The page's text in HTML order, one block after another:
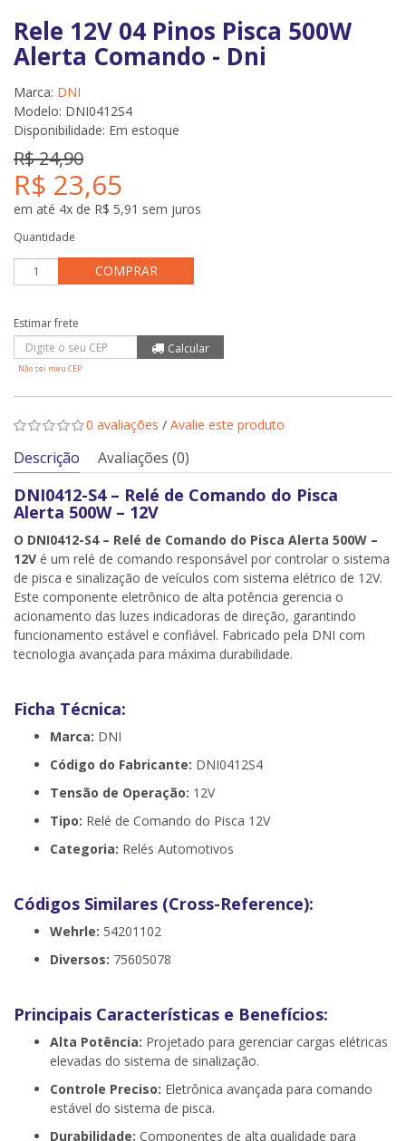
Rele 12V 04 Pinos Pisca 500W
Alerta Comando - Dni
Marca: DNI
Modelo: DNI0412S4
Disponibilidade: Em estoque
R$ 24,90
R$ 23,65
em até 4x de R$ 5,91 sem juros
Quantidade
COMPRAR
Não sei meu CEP
0 avaliações / Avalie este produto
Descrição Avaliações (0)
DNI0412-S4 – Relé de Comando do Pisca
Alerta 500W – 12V
O DNI0412-S4 – Relé de Comando do Pisca Alerta 500W –
12V é um relé de comando responsável por controlar o sistema
de pisca e sinalização de veículos com sistema elétrico de 12V.
Este componente eletrônico de alta potência gerencia o
acionamento das luzes indicadoras de direção, garantindo
funcionamento estável e confiável. Fabricado pela DNI com
tecnologia avançada para máxima durabilidade.
Ficha Técnica:
Marca: DNI
Código do Fabricante: DNI0412S4
Tensão de Operação: 12V
Tipo: Relé de Comando do Pisca 12V
Categoria: Relés Automotivos
Códigos Similares (Cross-Reference):
Wehrle: 54201102
Diversos: 75605078
Principais Características e Benefícios:
Alta Potência: Projetado para gerenciar cargas elétricas
elevadas do sistema de sinalização.
Controle Preciso: Eletrônica avançada para comando
estável do sistema de pisca.
Durabilidade: Componentes de alta qualidade para